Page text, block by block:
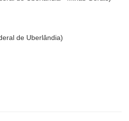
de Uberlândia)